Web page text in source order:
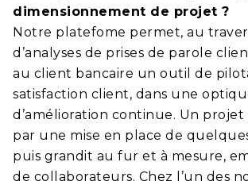
dimensionnement de projet ?
Notre p latefome permet, au
d’analyses de prises de parole
au client bancaire un outil de
satisfaction client, dans une
d’amélioration continue. Un projet
par une mise en place de
puis grandit au fur et à mesure,
de collaborateurs. Chez l’un des